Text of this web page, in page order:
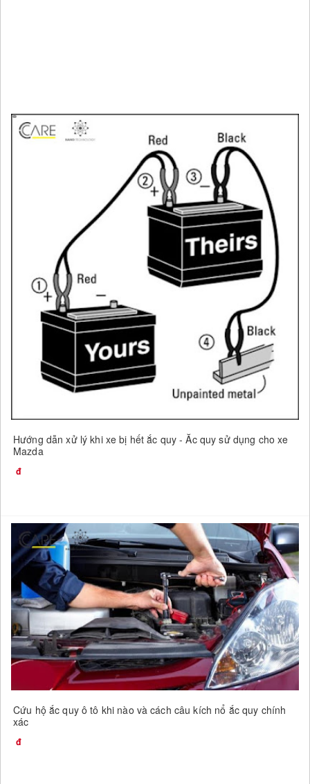
Hướng dẫn xử lý khi xe bị hết ắc quy - Ắc quy sử dụng cho xe
Mazda
Cứu hộ ắc quy ô tô khi nào và cách câu kích nổ ắc quy chính
xác